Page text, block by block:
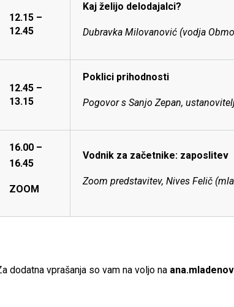
12.15 –
12.45
Kaj želijo delodajalci?
Dubravka Milovanović (vodja
12.45 –
13.15
Poklici prihodnosti
Pogovor s Sanjo Zepan,
16.00 –
16.45
ZOOM
Vodnik za začetnike: zaposlitev
Zoom predstavitev, Nives Felič
dodatna vprašanja so vam na voljo na